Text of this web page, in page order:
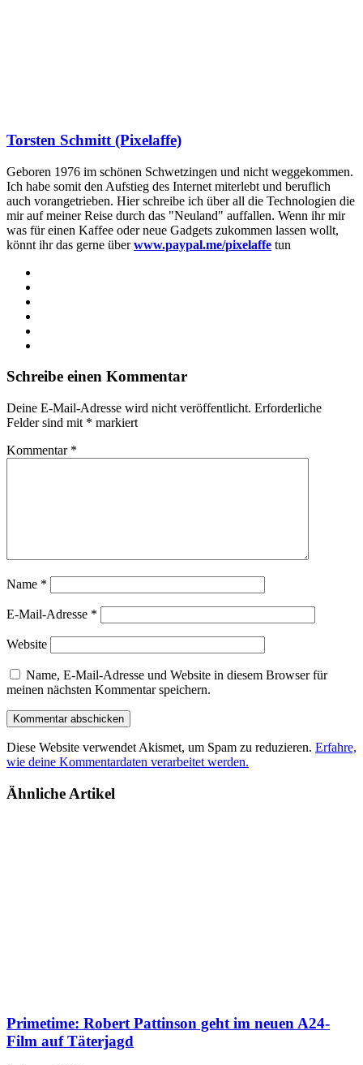
Torsten Schmitt (Pixelaffe)
Geboren 1976 im schönen Schwetzingen und nicht weggekommen.
Ich habe somit den Aufstieg des Internet miterlebt und beruflich
auch vorangetrieben. Hier schreibe ich über all die Technologien die
mir auf meiner Reise durch das "Neuland" auffallen. Wenn ihr mir
was für einen Kaffee oder neue Gadgets zukommen lassen wollt,
könnt ihr das gerne überwww.paypal.me/pixelaffe tun
Schreibe einen Kommentar
Deine E-Mail-Adresse wird nicht veröffentlicht. Erforderliche
Felder sind mit * markiert
Kommentar *
Name *
E-Mail-Adresse *
Website
Name, E-Mail-Adresse und Website in diesem Browser für
meinen nächsten Kommentar speichern.
Diese Website verwendet Akismet, um Spam zu reduzieren. Erfahre,
wie deine Kommentardaten verarbeitet werden.
Ähnliche Artikel
Primetime: Robert Pattinson geht im neuen A24-
Film auf Täterjagd